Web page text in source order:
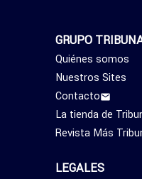
GRUPO
Quiénes somos
Nuestros Sites
Contacto
La tienda de
Revista Más
LEGALES